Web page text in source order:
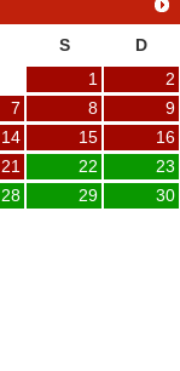
S
D
1
2
7 8
9
14 15
16
21 22
23
28 29
30